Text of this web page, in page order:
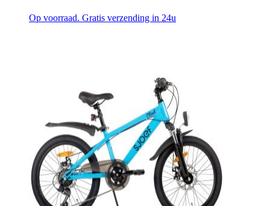
Op voorraad. Gratis verzending in 24u